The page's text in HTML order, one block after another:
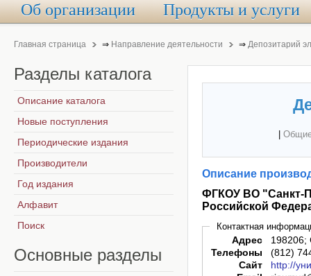
Об организации Продукты и услуги
Главная страница ⇒ Направление деятельности ⇒ Депозитарий
Описание
ФГКОУ ВО "Санкт-
Российской
Контактная
Адрес
198206;
Телефоны
(812)
Сайт
http://
Разделы каталога
Описание каталога
Новые поступления
Периодические издания
Производители
Год издания
Алфавит
Поиск
Основные разделы